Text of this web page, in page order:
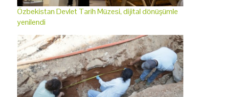
Özbekistan Devlet Tarih Müzesi, dijital dönüşümle
yenilendi